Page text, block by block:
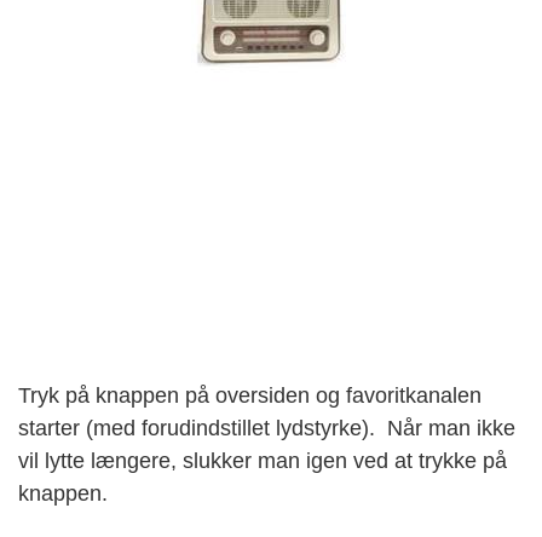
Tryk på knappen på oversiden og favoritkanalen
starter (med forudindstillet lydstyrke). Når man ikke
vil lytte længere, slukker man igen ved at trykke på
knappen.